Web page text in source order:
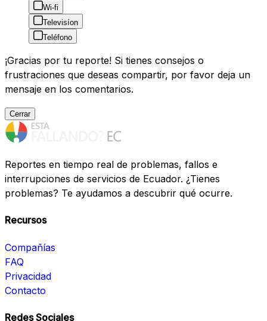
Wi-fi
Televisíon
Teléfono
¡Gracias por tu reporte! Si tienes consejos o
frustraciones que deseas compartir, por favor deja un
mensaje en los comentarios.
Cerrar
Reportes en tiempo real de problemas, fallos e
interrupciones de servicios de Ecuador. ¿Tienes
problemas? Te ayudamos a descubrir qué ocurre.
Recursos
Compañías
FAQ
Privacidad
Contacto
Redes Sociales